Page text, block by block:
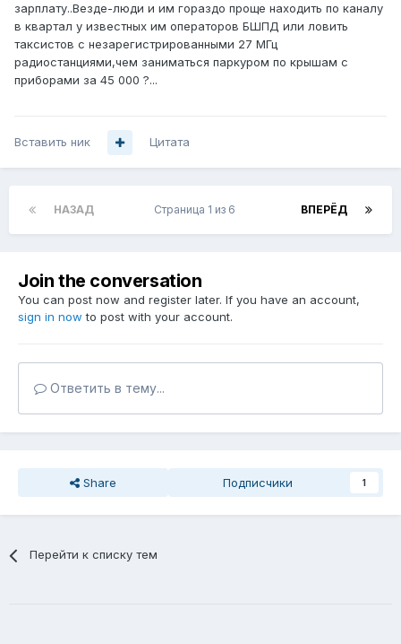
зарплату..Везде-люди и им гораздо проще находить по каналу
в квартал у известных им операторов БШПД или ловить
таксистов с незарегистрированными 27 МГц
радиостанциями,чем заниматься паркуром по крышам с
приборами за 45 000 ?...
Вставить ник Цитата
НАЗАД ВПЕРЁД
Страница 1 из 6
Join the conversation
You can post now and register later. If you have an account,
sign in now to post with your account.
Ответить в тему...
Share Подписчики 1
Перейти к списку тем